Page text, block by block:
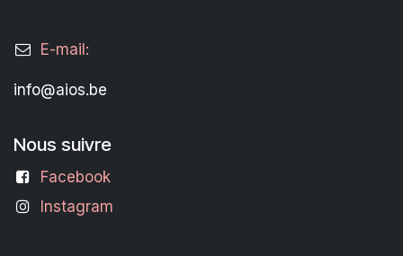
E-mail:
info@aios.be
Nous suivre
Facebook
Instagram